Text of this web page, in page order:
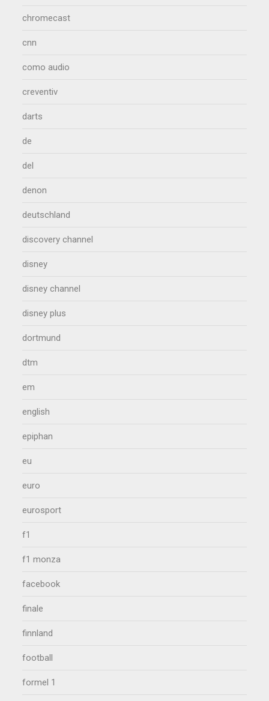
chromecast
cnn
como audio
creventiv
darts
de
del
denon
deutschland
discovery channel
disney
disney channel
disney plus
dortmund
dtm
em
english
epiphan
eu
euro
eurosport
f1
f1 monza
facebook
finale
finnland
football
formel 1